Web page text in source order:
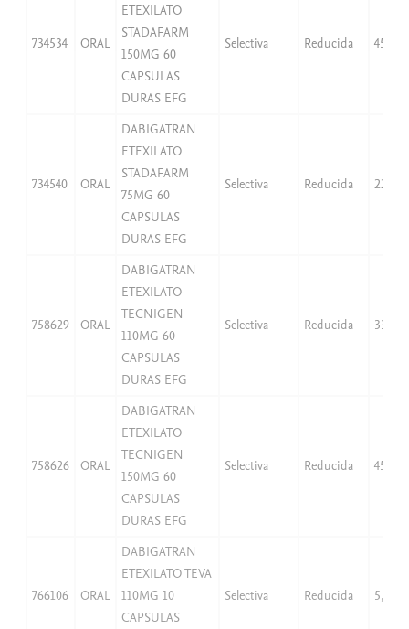
734534 ORAL
ETEXILATO
STADAFARM
150MG 60
CAPSULAS
DURAS EFG
Selectiva Reducida 45,08
734540 ORAL
DABIGATRAN
ETEXILATO
STADAFARM
75MG 60
CAPSULAS
DURAS EFG
Selectiva Reducida 22,54
758629 ORAL
DABIGATRAN
ETEXILATO
TECNIGEN
110MG 60
CAPSULAS
DURAS EFG
Selectiva Reducida 33,06
758626 ORAL
DABIGATRAN
ETEXILATO
TECNIGEN
150MG 60
CAPSULAS
DURAS EFG
Selectiva Reducida 45,08
766106 ORAL
DABIGATRAN
ETEXILATO TEVA
110MG 10
CAPSULAS
Selectiva Reducida 5,51